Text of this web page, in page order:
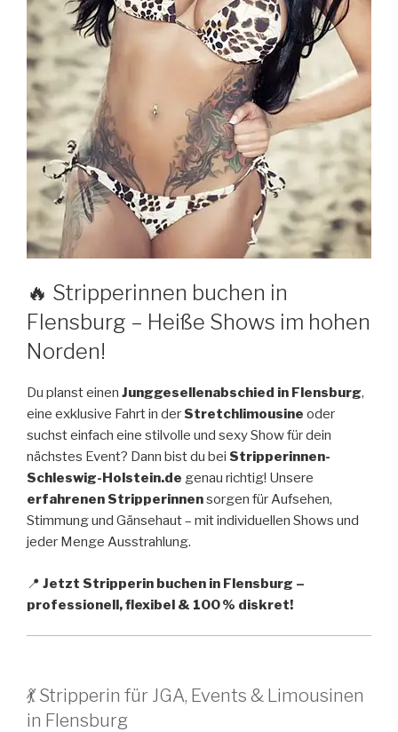
🔥 Stripperinnen buchen in
Flensburg – Heiße Shows im hohen
Norden!
Du planst einen Junggesellenabschied in Flensburg,
eine exklusive Fahrt in der Stretchlimousine oder
suchst einfach eine stilvolle und sexy Show für dein
nächstes Event? Dann bist du bei Stripperinnen-
Schleswig-Holstein.de genau richtig! Unsere
erfahrenen Stripperinnensorgen für Aufsehen,
Stimmung und Gänsehaut – mit individuellen Shows und
jeder Menge Ausstrahlung.
📍 Jetzt Stripperin buchen in Flensburg –
professionell, flexibel & 100 % diskret!
💃 Stripperin für JGA, Events & Limousinen
in Flensburg